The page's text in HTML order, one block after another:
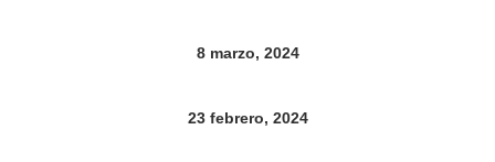
8 marzo, 2024
23 febrero, 2024